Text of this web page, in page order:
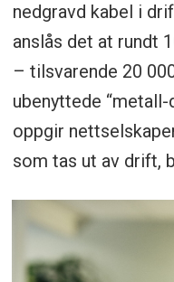
nedgravd kabel i
anslås det at rundt
– tilsvarende 20
ubenyttede
oppgir
som tas ut av drift,